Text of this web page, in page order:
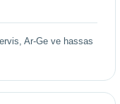
Ar-Ge ve hassas